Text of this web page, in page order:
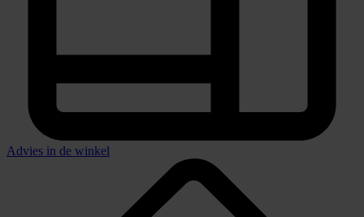
Advies in de winkel